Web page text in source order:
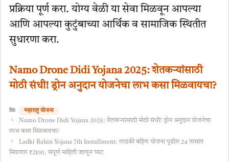
प्रक्रिया पूर्ण करा. योग्य वेळी या सेवा मिळवून आपल्या
आणि आपल्या कुटुंबाच्या आर्थिक व सामाजिक स्थितीत
सुधारणा करा.
Namo Drone Didi Yojana 2025: शेतकऱ्यांसाठी
मोठी संधी! ड्रोन अनुदान योजनेचा लाभ कसा मिळवायचा?
Categories
महाराष्ट्र योजना
Namo Drone Didi Yojana 2025: शेतकऱ्यांसाठी मोठी संधी! ड्रोन अनुदान योजनेचा
लाभ कसा मिळवायचा?
Ladki Bahin Yojana 7th Installment: लाडकी बहिण योजना पुढील 24 तासांत
मिळणार ₹2100, संपूर्ण माहिती जाणून घ्या!